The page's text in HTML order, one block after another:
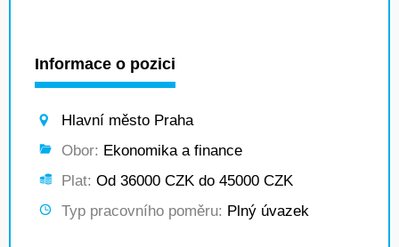
Informace o pozici
Hlavní město Praha
Obor: Ekonomika a finance
Plat: Od 36000 CZK do 45000 CZK
Typ pracovního poměru: Plný úvazek